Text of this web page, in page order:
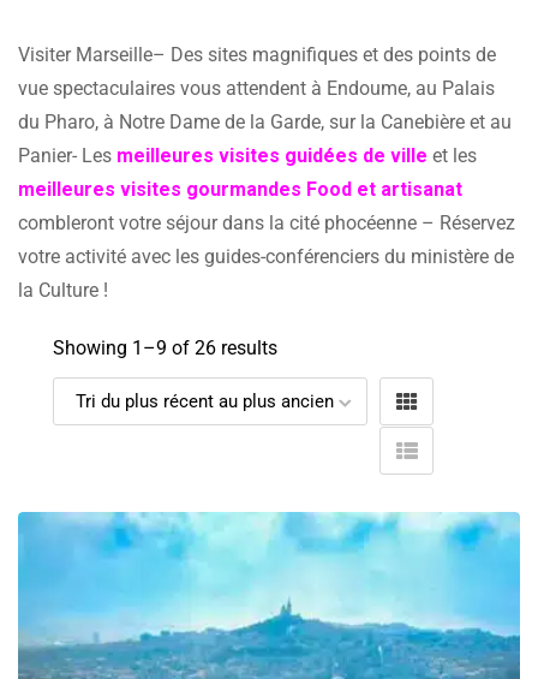
Visiter Marseille– Des sites magnifiques et des points de
vue spectaculaires vous attendent à Endoume, au Palais
du Pharo, à Notre Dame de la Garde, sur la Canebière et au
Panier- Les meilleures visites guidées de ville et les
meilleures visites gourmandes Food et artisanat
combleront votre séjour dans la cité phocéenne – Réservez
votre activité avec les guides-conférenciers du ministère de
la Culture !
Showing 1–9 of 26 results